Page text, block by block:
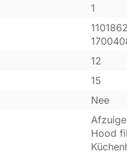
1
12
15
Nee
Hood